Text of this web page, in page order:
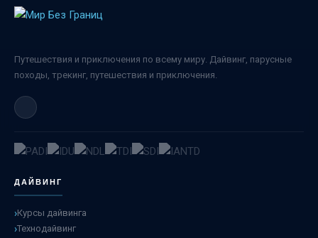
Путешествия и приключения по всему миру. Дайвинг, парусные
походы, трекинг, путешествия и приключения.
ДАЙВИНГ
Курсы дайвинга
Технодайвинг